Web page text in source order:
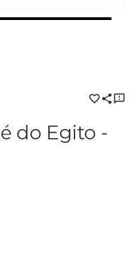
do Egito -